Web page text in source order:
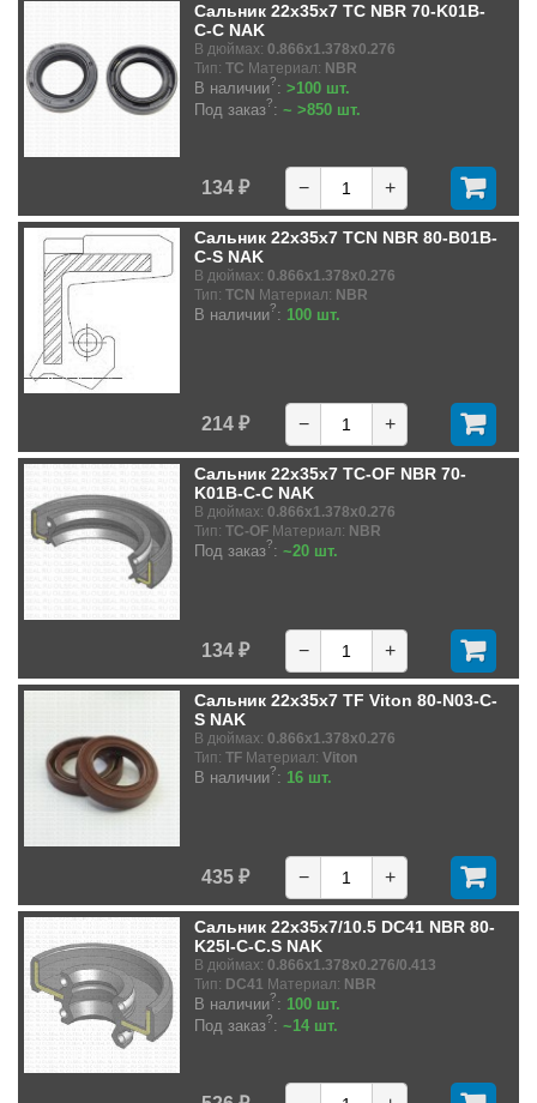
Сальник 22x35x7 TC NBR 70-K01B-
C-C NAK
В дюймах: 0.866x1.378x0.276
Тип: TC Материал: NBR
В наличии?: >100 шт.
Под заказ?: ~ >850 шт.
134 ₽ − +
Сальник 22x35x7 TCN NBR 80-B01B-
C-S NAK
В дюймах: 0.866x1.378x0.276
Тип: TCN Материал: NBR
В наличии?: 100 шт.
214 ₽ − +
Сальник 22x35x7 TC-OF NBR 70-
K01B-C-C NAK
В дюймах: 0.866x1.378x0.276
Тип: TC-OF Материал: NBR
Под заказ?: ~20 шт.
134 ₽ − +
Сальник 22x35x7 TF Viton 80-N03-C-
S NAK
В дюймах: 0.866x1.378x0.276
Тип: TF Материал: Viton
В наличии?: 16 шт.
435 ₽ − +
Сальник 22x35x7/10.5 DC41 NBR 80-
K25I-C-C.S NAK
В дюймах: 0.866x1.378x0.276/0.413
Тип: DC41 Материал: NBR
В наличии?: 100 шт.
Под заказ?: ~14 шт.